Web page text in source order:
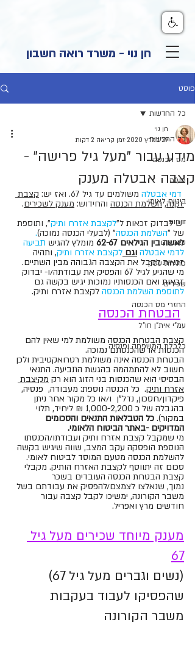
חן נוי - משרד רואה חשבון
פוסט
כל החדשות
מס הכנסה
מע"מ
ביטוח לאומי
דוחות
עצמאים
פתיחת עסק
שכירים
החזרי מס הכנסה
עמ"י אית"ן חו"ל
כלכלת המשפחה ופנסיה
כל החדשות
מידע עבור "מעל גיל פרישה" -
קצבה אבטלה מענק
חן נוי
29 במרץ 2020
זמן קריאה 2 דקות
דמי אבטלה משולמים עד גיל 67. ואז יש:
קצבת
זקנה, השלמת הכנסה והחידוש: מענק לשכירים.
יש לבדוק זכאות ל"לקצבת אזרח ותיק", ותוספת
של "השלמת הכנסה" (לבעלי הכנסה נמוכה).
לאשה בין הגילאים 62-67
מומלץ להגיש תביעה
לדמי אבטלה וגם לקצבת אזרח ותיק, ותהיה
זכאית לקבל את הקצבה הגבוהה מבין השתיים.
מי שהגיע לגיל 67 והפסיק את עבודתה/ו- יבדוק
זכאות ואם הכנסותיו נמוכות יגיש בקשה גם
לתוספת השלמת הכנסה לקצבת אזרח ותיק.
הבטחת הכנסה
קצבת הבטחת הכנסה משולמת למי שאין להם
הכנסות או שהכנסתם נמוכה.
הבטחת הכנסה אינה משולמת רטרואקטיבית ולכן
חשוב לא להתמהמה בהגשת התביעה. התנאי
הבסיסי הוא שהכנסות בני הזוג הוא רק מקיצבת
אזרח ותיק.  כל הכנסה נוספת: מעבודה,  פנסיה,
פיקדון/חסכון, נדל"ן  ו/או כל מקור אחר ניתן
בהגבלה של כ 1,000-2,200 ₪ ליחיד, תלוי
במקור). כל הטבלאות התנאים והסכומים
המדויקים -באתר הביטוח הלאומי.
מי שמקבל קצבת אזרח ותיק ועבודתו/הכנסתו
הנוספת הופסקה עקב המצב, שווה שיגיש בקשה
להשלמת הכנסה מטעם המוסד לביטוח לאומי.
סכום זה יתווסף לקצבת האזרח הותיק. מקבלי
קצבת הבטחת הכנסה העובדים בשכר
נמוך, שנאלצו לצמצם/להפסיק את עבודתם בשל
משבר הקורונה, ימשיכו לקבל קצבה עבור
חודשים מרץ ואפריל.
מענק מיוחד שכירים מעל גיל
67
(נשים וגברים מעל גיל 67)
שהפסיקו לעבוד בעקבות
משבר הקורונה